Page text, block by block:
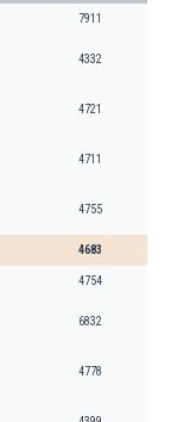
7911
4332
4721
4711
4755
4683
4754
6832
4778